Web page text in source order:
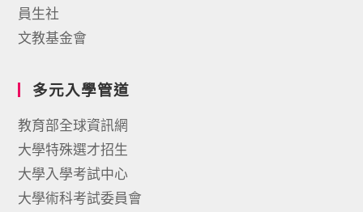
員生社
文教基金會
多元入學管道
教育部全球資訊網
大學特殊選才招生
大學入學考試中心
大學術科考試委員會